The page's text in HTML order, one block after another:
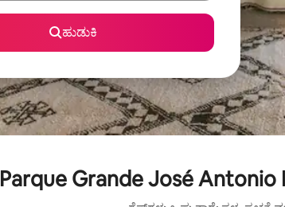
ಹುಡುಕಿ
Parque Grande José